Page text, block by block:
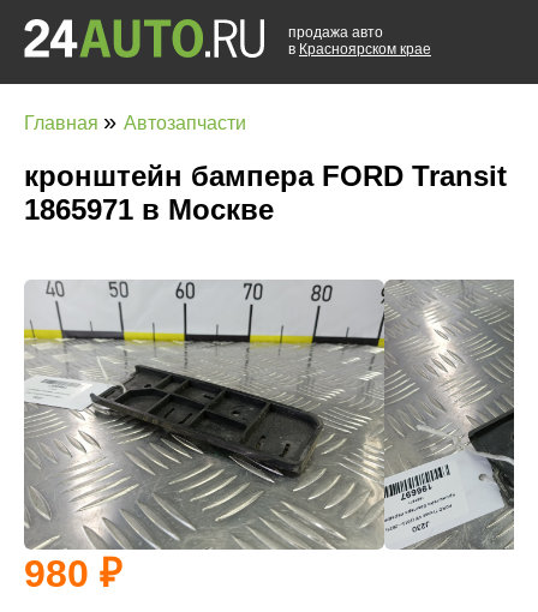
продажа авто
в Красноярском крае
Главная » Автозапчасти
кронштейн бампера FORD Transit
1865971 в Москве
980